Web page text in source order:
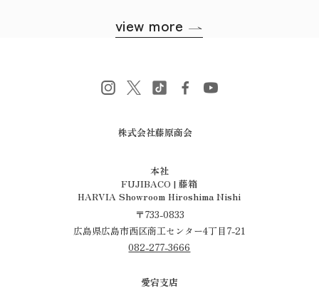
view more
株式会社藤原商会
​​​​​​​本社
FUJIBACO | 藤箱
HARVIA Showroom Hiroshima Nishi
〒733-0833
広島県広島市西区商工センター4丁目7-21
082-277-3666
愛宕支店